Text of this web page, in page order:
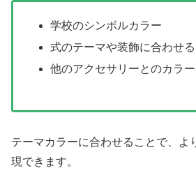
学校のシンボルカラー
式のテーマや装飾に合わせる
他のアクセサリーとのカラ
テーマカラーに合わせることで、よ
現できます。